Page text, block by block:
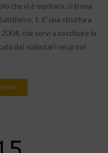
che vi è ospitato, si trova
1. E’ una struttura
che servì a sostituire la
dai volontari nei primi